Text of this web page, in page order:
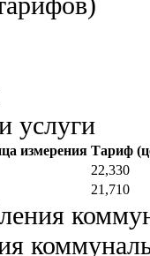
услуги
измерения Тариф
22,330
21,710